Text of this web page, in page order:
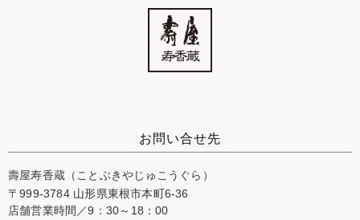
お問い合せ先
壽屋寿香蔵（ことぶきやじゅこうぐら）
〒999-3784 山形県東根市本町6-36
店舗営業時間／9：30～18：00